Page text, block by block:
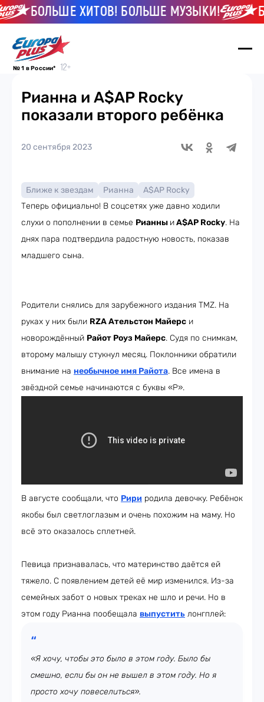
БОЛЬШЕ ХИТОВ! БОЛЬШЕ МУЗЫКИ!
№ 1 в России*
Рианна и A$AP Rocky
показали второго ребёнка
20 сентября 2023
Ближе к звездам Рианна
A$AP Rocky
Теперь официально! В соцсетях уже давно ходили
слухи о пополнении в семье Рианны иA$AP Rocky. На
днях пара подтвердила радостную новость, показав
младшего сына.
Родители снялись для зарубежного издания TMZ. На
руках у них были RZA Ательстон Майерс и
новорождённый Райот Роуз Майерс. Судя по снимкам,
второму малышу стукнул месяц. Поклонники обратили
внимание на необычное имя Райота. Все имена в
звёздной семье начинаются с буквы «Р».
В августе сообщали, что Рири родила девочку. Ребёнок
якобы был светлоглазым и очень похожим на маму. Но
всё это оказалось сплетней.
Певица признавалась, что материнство даётся ей
тяжело. С появлением детей её мир изменился. Из-за
семейных забот о новых треках не шло и речи. Но в
этом году Рианна пообещала выпустить лонгплей:
«Я хочу, чтобы это было в этом году. Было бы
смешно, если бы он не вышел в этом году. Но я
просто хочу повеселиться».